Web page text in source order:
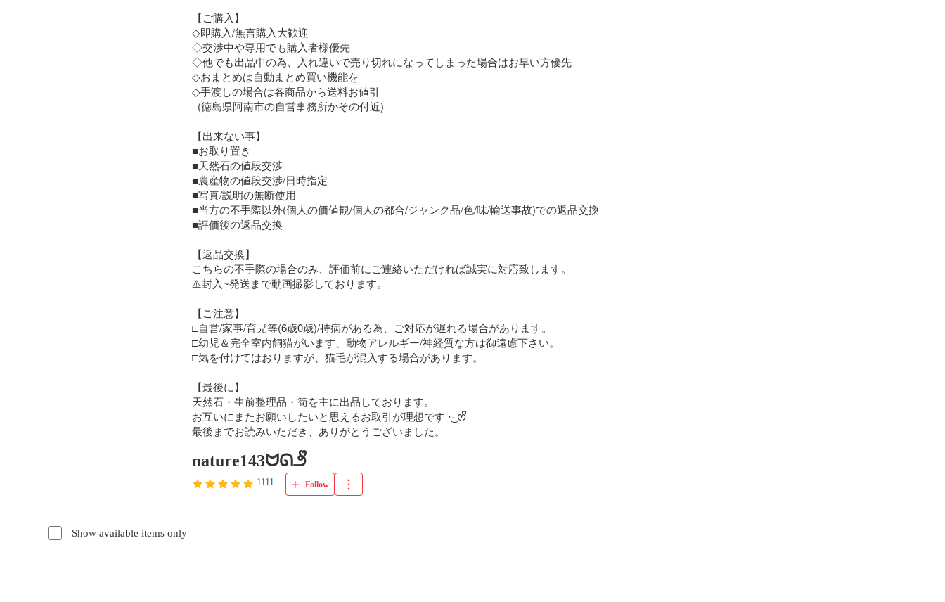
nature143ᗢᘏ౨ᩚ
1111 Follow
【ご購入】
️◇即購入️/無言購入大歓迎
◇交渉中や専用でも購入者様優先
◇他でも出品中の為、入れ違いで売り切れになってしまった場合はお早い方優先
◇おまとめは自動まとめ買い機能を
◇手渡しの場合は各商品から送料お値引
【出来ない事】
■お取り置き
‪■天然石の値段交渉
■農産物の値段交渉/日時指定
■写真/説明の無断使用
■当方の不手際以外(個人の価値観/個人の都合/ジャンク品/色/味/輸送事故)での返品交換
■評価後の返品交換
【返品交換】
こちらの不手際の場合のみ、評価前にご連絡いただければ誠実に対応致します。
⚠️封入~発送まで動画撮影しております。
【ご注意】
□自営/家事/育児等(6歳0歳)/持病がある為、ご対応が遅れる場合があります。
□幼児＆完全室内飼猫がいます、動物アレルギー/神経質な方は御遠慮下さい。
□気を付けてはおりますが、猫毛が混入する場合があります。
【最後に】
天然石・生前整理品・筍を主に出品しております。
お互いにまたお願いしたいと思えるお取引が理想です ·͜· ︎︎ᰔᩚ
最後までお読みいただき、ありがとうございました。
Show available items only